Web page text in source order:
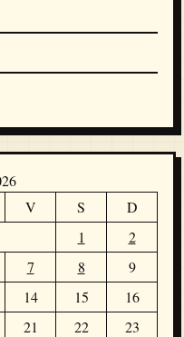
V S
D
1
2
7 8
9
14 15
16
21 22
23